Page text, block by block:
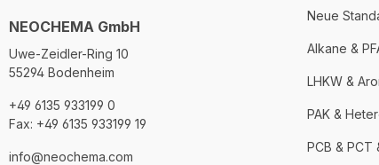
NEOCHEMA GmbH
Uwe-Zeidler-Ring 10
55294 Bodenheim
+49 6135 933199 0
Fax: +49 6135 933199 19
info@neochema.com
Neue
Alkane &
LHKW &
PAK &
PCB & PCT